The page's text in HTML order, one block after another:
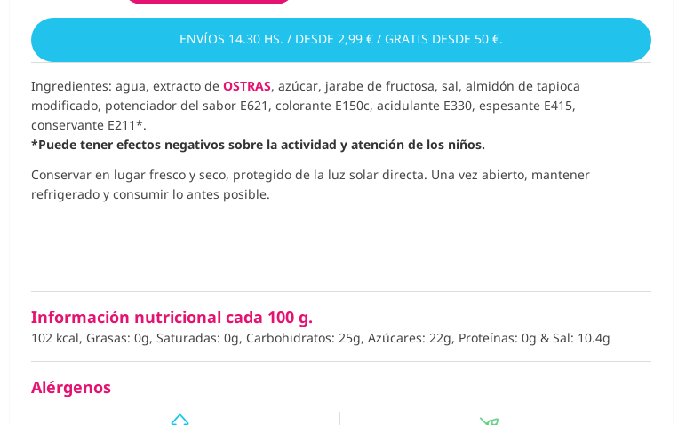
ENVÍOS 14.30 HS. / DESDE 2,99 € / GRATIS DESDE 50 €.
Ingredientes: agua, extracto de OSTRAS, azúcar, jarabe de fructosa, sal, almidón de tapioca
modificado, potenciador del sabor E621, colorante E150c, acidulante E330, espesante E415,
conservante E211*.
*Puede tener efectos negativos sobre la actividad y atención de los niños.
Conservar en lugar fresco y seco, protegido de la luz solar directa. Una vez abierto, mantener
refrigerado y consumir lo antes posible.
Información nutricional cada 100 g.
102 kcal, Grasas: 0g, Saturadas: 0g, Carbohidratos: 25g, Azúcares: 22g, Proteínas: 0g & Sal: 10.4g
Alérgenos